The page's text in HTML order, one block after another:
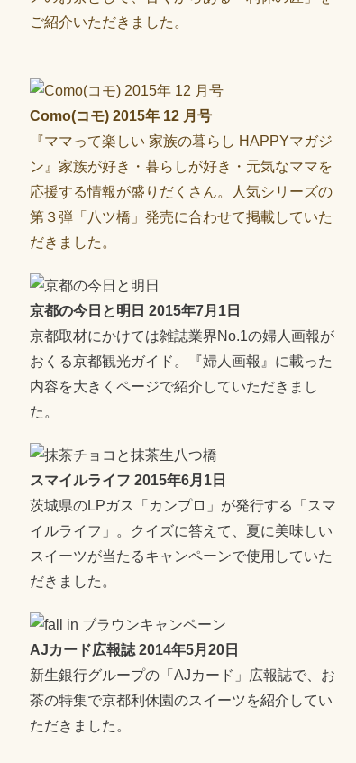
ご紹介いただきました。
Como(コモ) 2015年 12 月号
『ママって楽しい 家族の暮らし HAPPYマガジ
ン』家族が好き・暮らしが好き・元気なママを
応援する情報が盛りだくさん。人気シリーズの
第３弾「八ツ橋」発売に合わせて掲載していた
だきました。
京都の今日と明日 2015年7月1日
京都取材にかけては雑誌業界No.1の婦人画報が
おくる京都観光ガイド。『婦人画報』に載った
内容を大きくページで紹介していただきまし
た。
スマイルライフ 2015年6月1日
茨城県のLPガス「カンプロ」が発行する「スマ
イルライフ」。クイズに答えて、夏に美味しい
スイーツが当たるキャンペーンで使用していた
だきました。
AJカード広報誌 2014年5月20日
新生銀行グループの「AJカード」広報誌で、お
茶の特集で京都利休園のスイーツを紹介してい
ただきました。